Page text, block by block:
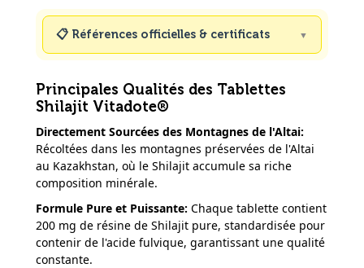
📋 Références officielles & certificats
Principales Qualités des Tablettes
Shilajit Vitadote®
Directement Sourcées des Montagnes de l'Altai:
Récoltées dans les montagnes préservées de l'Altai
au Kazakhstan, où le Shilajit accumule sa riche
composition minérale.
Formule Pure et Puissante: Chaque tablette contient
200 mg de résine de Shilajit pure, standardisée pour
contenir de l'acide fulvique, garantissant une qualité
constante.